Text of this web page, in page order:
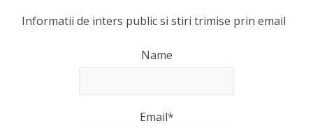
Informatii de inters public si stiri trimise prin email
Name
Email*